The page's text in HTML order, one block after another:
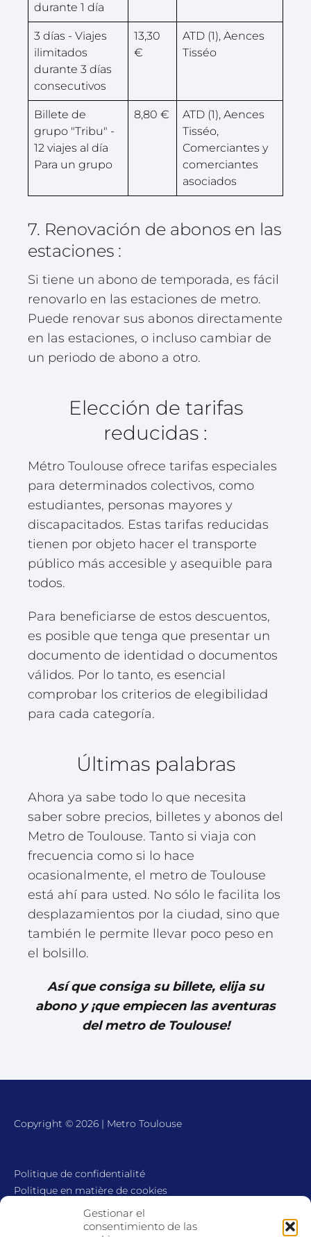
Gestionar el
consentimiento de las
durante 1 día
3 días - Viajes
ilimitados
durante 3 días
consecutivos
13,30
€
ATD (1), Aences
Tisséo
Billete de
grupo "Tribu" -
12 viajes al día
Para un grupo
8,80 €
ATD (1), Aences
Tisséo,
Comerciantes y
comerciantes
asociados
7. Renovación de abonos en las
estaciones :
Si tiene un abono de temporada, es fácil
renovarlo en las estaciones de metro.
Puede renovar sus abonos directamente
en las estaciones, o incluso cambiar de
un periodo de abono a otro.
Elección de tarifas
reducidas :
Métro Toulouse ofrece tarifas especiales
para determinados colectivos, como
estudiantes, personas mayores y
discapacitados. Estas tarifas reducidas
tienen por objeto hacer el transporte
público más accesible y asequible para
todos.
Para beneficiarse de estos descuentos,
es posible que tenga que presentar un
documento de identidad o documentos
válidos. Por lo tanto, es esencial
comprobar los criterios de elegibilidad
para cada categoría.
Últimas palabras
Ahora ya sabe todo lo que necesita
saber sobre precios, billetes y abonos del
Metro de Toulouse. Tanto si viaja con
frecuencia como si lo hace
ocasionalmente, el metro de Toulouse
está ahí para usted. No sólo le facilita los
desplazamientos por la ciudad, sino que
también le permite llevar poco peso en
el bolsillo.
Así que consiga su billete, elija su
abono y ¡que empiecen las aventuras
del metro de Toulouse!
Copyright © 2026 | Metro Toulouse
Politique de confidentialité
Politique en matière de cookies